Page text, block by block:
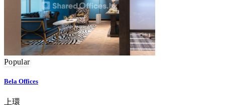
Popular
Bela Offices
上環